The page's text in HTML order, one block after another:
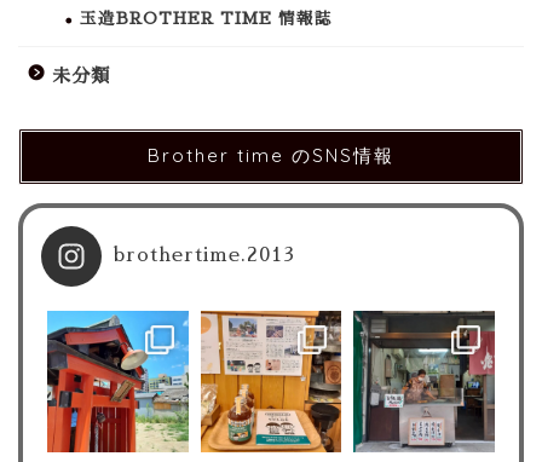
玉造BROTHER TIME 情報誌
未分類
Brother time のSNS情報
brothertime.2013